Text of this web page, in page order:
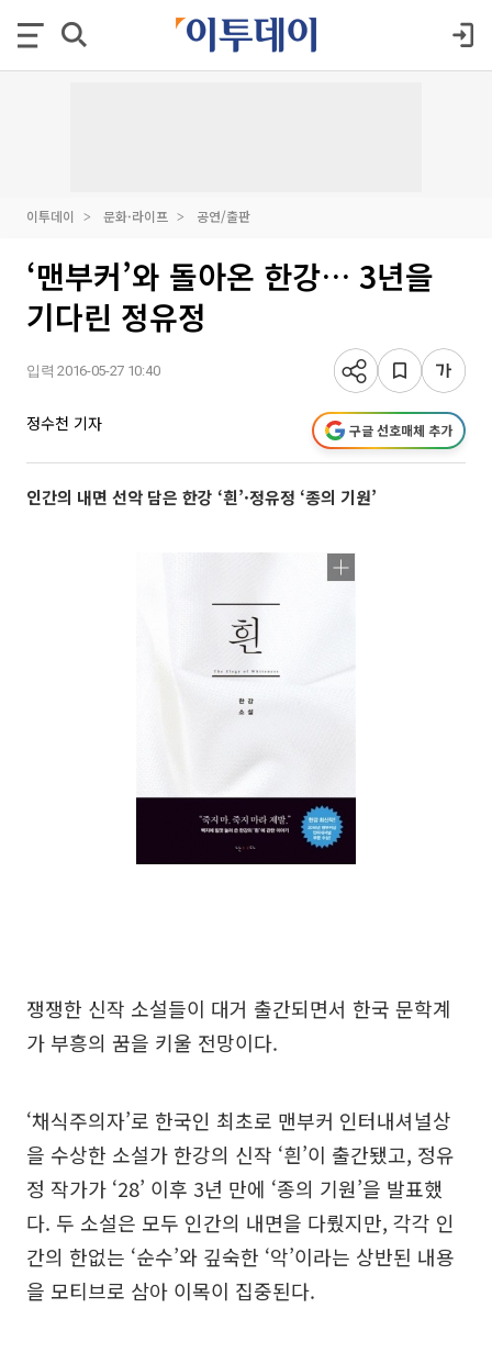
이투데이 문화·라이프 공연/출판
‘맨부커’와 돌아온 한강… 3년을
기다린 정유정
입력 2016-05-27 10:40
정수천 기자 구글 선호매체 추가
인간의 내면 선악 담은 한강 ‘흰’·정유정 ‘종의 기원’
쟁쟁한 신작 소설들이 대거 출간되면서 한국 문학계
가 부흥의 꿈을 키울 전망이다.
‘채식주의자’로 한국인 최초로 맨부커 인터내셔널상
을 수상한 소설가 한강의 신작 ‘흰’이 출간됐고, 정유
정 작가가 ‘28’ 이후 3년 만에 ‘종의 기원’을 발표했
다. 두 소설은 모두 인간의 내면을 다뤘지만, 각각 인
간의 한없는 ‘순수’와 깊숙한 ‘악’이라는 상반된 내용
을 모티브로 삼아 이목이 집중된다.